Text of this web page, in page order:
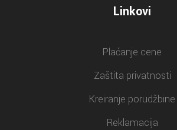
Linkovi
Plaćanje cene
Zaštita privatnosti
Kreiranje porudžbine
Reklamacija